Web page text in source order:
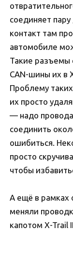
соединяет пару
контакт там
автомобиле
Такие разъемы
CAN-шины их в
Проблему
их просто
— надо
соединить
ошибиться.
просто
чтобы
А ещё в рамках
меняли
капотом X-Trail